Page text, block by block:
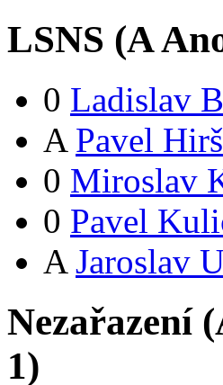
LSNS (A
0 Ladislav
A Pavel Hirš
0 Miroslav
0 Pavel
A Jaroslav
Nezařazení (
1)